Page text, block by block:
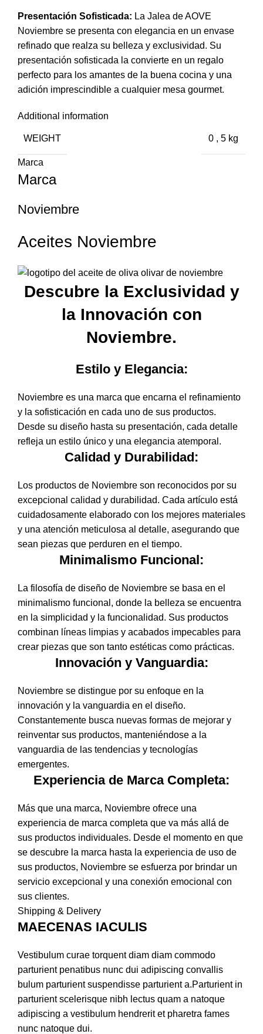
Presentación Sofisticada: La Jalea de AOVE
Noviembre se presenta con elegancia en un envase
refinado que realza su belleza y exclusividad. Su
presentación sofisticada la convierte en un regalo
perfecto para los amantes de la buena cocina y una
adición imprescindible a cualquier mesa gourmet.
Additional information
WEIGHT 0 , 5 kg
Marca
Marca
Noviembre
Aceites Noviembre
Descubre la Exclusividad y
la Innovación con
Noviembre.
Estilo y Elegancia:
Noviembre es una marca que encarna el refinamiento
y la sofisticación en cada uno de sus productos.
Desde su diseño hasta su presentación, cada detalle
refleja un estilo único y una elegancia atemporal.
Calidad y Durabilidad:
Los productos de Noviembre son reconocidos por su
excepcional calidad y durabilidad. Cada artículo está
cuidadosamente elaborado con los mejores materiales
y una atención meticulosa al detalle, asegurando que
sean piezas que perduren en el tiempo.
Minimalismo Funcional:
La filosofía de diseño de Noviembre se basa en el
minimalismo funcional, donde la belleza se encuentra
en la simplicidad y la funcionalidad. Sus productos
combinan líneas limpias y acabados impecables para
crear piezas que son tanto estéticas como prácticas.
Innovación y Vanguardia:
Noviembre se distingue por su enfoque en la
innovación y la vanguardia en el diseño.
Constantemente busca nuevas formas de mejorar y
reinventar sus productos, manteniéndose a la
vanguardia de las tendencias y tecnologías
emergentes.
Experiencia de Marca Completa:
Más que una marca, Noviembre ofrece una
experiencia de marca completa que va más allá de
sus productos individuales. Desde el momento en que
se descubre la marca hasta la experiencia de uso de
sus productos, Noviembre se esfuerza por brindar un
servicio excepcional y una conexión emocional con
sus clientes.
Shipping & Delivery
MAECENAS IACULIS
Vestibulum curae torquent diam diam commodo
parturient penatibus nunc dui adipiscing convallis
bulum parturient suspendisse parturient a.Parturient in
parturient scelerisque nibh lectus quam a natoque
adipiscing a vestibulum hendrerit et pharetra fames
nunc natoque dui.